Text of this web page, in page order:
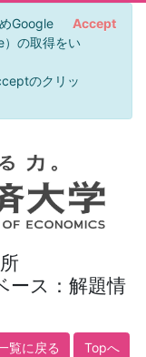
Google
の取得をい
のクリッ
Accept
ース：解題情
覧に戻る Topへ